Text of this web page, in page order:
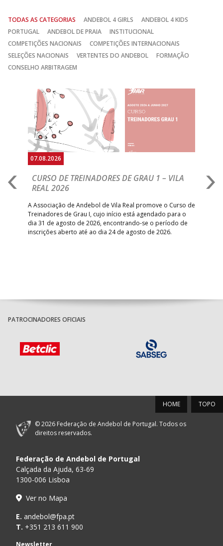
TODAS AS CATEGORIAS ANDEBOL 4 GIRLS
ANDEBOL 4 KIDS
PORTUGAL
ANDEBOL DE PRAIA
INSTITUCIONAL
COMPETIÇÕES NACIONAIS
COMPETIÇÕES INTERNACIONAIS
SELEÇÕES NACIONAIS
VERTENTES DO ANDEBOL
FORMAÇÃO
CONSELHO ARBITRAGEM
TREINADORES DE GRAU 1 – VILA
de Andebol de Vila Real promove o Curso de
Grau I, cujo início está agendado para o
de 2026, encontrando-se o período de
até ao dia 24 de agosto de 2026.
M18 EHF EURO
NORTE LEVA A
Golo da Macedónia a
ponto final na reação
desvantagem e ficar a
Anterior
PATROCINADORES OFICIAIS
TOPO
HOME
© 2026 Federação de Andebol de Portugal. Todos os
direitos reservados.
Federação de Andebol de Portugal
Calçada da Ajuda, 63-69
1300-006 Lisboa
Ver no Mapa
E. andebol@fpa.pt
T. +351 213 611 900
Newsletter